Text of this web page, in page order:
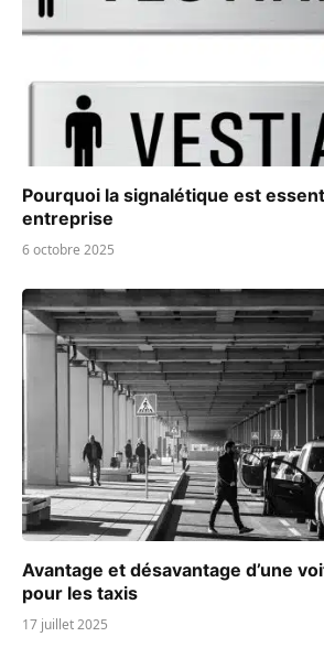
Pourquoi la signalétique est
entreprise
6 octobre 2025
Avantage et désavantage d’une
pour les taxis
17 juillet 2025